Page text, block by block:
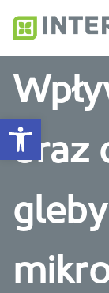
Otwórz
oraz